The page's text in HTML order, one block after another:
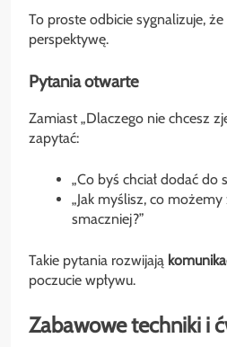
To proste odbicie sygnalizuje,
perspektywę.
Pytania otwarte
Zamiast „Dlaczego nie chcesz
zapytać:
„Co byś chciał dodać do
„Jak myślisz, co
smaczniej?”
Takie pytania rozwijają
poczucie wpływu.
Zabawowe techniki i